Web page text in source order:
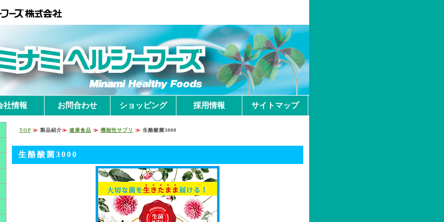
社情報 お問合わせ ショッピング 採用情報 サイトマップ
TOP ≫ 製品紹介≫ 健康食品 ≫ 機能性サプリ ≫ 生酪酸菌3000
生酪酸菌3000